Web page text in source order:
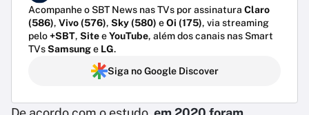
Acompanhe o SBT News nas TVs por assinatura Claro
(586), Vivo (576), Sky (580) eOi (175), via streaming
pelo+SBT, SiteeYouTube, além dos canais nas Smart
TVsSamsunge LG.
Siga no Google Discover